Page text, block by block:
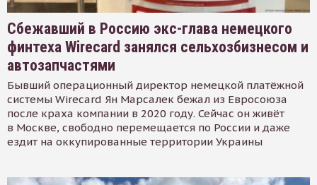
Сбежавший в Россию экс-глава немецкого
финтеха Wirecard занялся сельхозбизнесом и
автозапчастями
Бывший операционный директор немецкой платёжной
системы Wirecard Ян Марсалек бежал из Евросоюза
после краха компании в 2020 году. Сейчас он живёт
в Москве, свободно перемещается по России и даже
ездит на оккупированные территории Украины